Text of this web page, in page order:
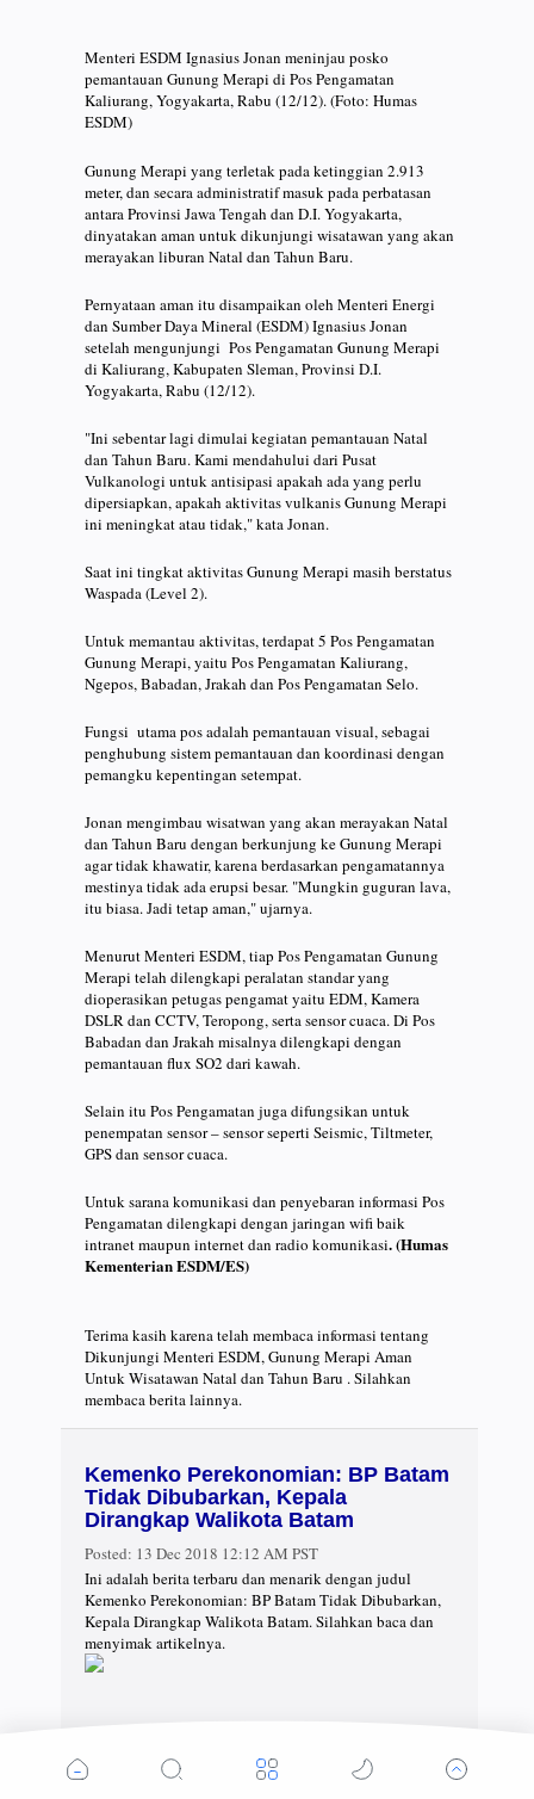
Menteri ESDM Ignasius Jonan meninjau posko
pemantauan Gunung Merapi di Pos Pengamatan
Kaliurang, Yogyakarta, Rabu (12/12). (Foto: Humas
ESDM)
Gunung Merapi yang terletak pada ketinggian 2.913
meter, dan secara administratif masuk pada perbatasan
antara Provinsi Jawa Tengah dan D.I. Yogyakarta,
dinyatakan aman untuk dikunjungi wisatawan yang akan
merayakan liburan Natal dan Tahun Baru.
Pernyataan aman itu disampaikan oleh Menteri Energi
dan Sumber Daya Mineral (ESDM) Ignasius Jonan
setelah mengunjungi Pos Pengamatan Gunung Merapi
di Kaliurang, Kabupaten Sleman, Provinsi D.I.
Yogyakarta, Rabu (12/12).
"Ini sebentar lagi dimulai kegiatan pemantauan Natal
dan Tahun Baru. Kami mendahului dari Pusat
Vulkanologi untuk antisipasi apakah ada yang perlu
dipersiapkan, apakah aktivitas vulkanis Gunung Merapi
ini meningkat atau tidak," kata Jonan.
Saat ini tingkat aktivitas Gunung Merapi masih berstatus
Waspada (Level 2).
Untuk memantau aktivitas, terdapat 5 Pos Pengamatan
Gunung Merapi, yaitu Pos Pengamatan Kaliurang,
Ngepos, Babadan, Jrakah dan Pos Pengamatan Selo.
Fungsi utama pos adalah pemantauan visual, sebagai
penghubung sistem pemantauan dan koordinasi dengan
pemangku kepentingan setempat.
Jonan mengimbau wisatwan yang akan merayakan Natal
dan Tahun Baru dengan berkunjung ke Gunung Merapi
agar tidak khawatir, karena berdasarkan pengamatannya
mestinya tidak ada erupsi besar. "Mungkin guguran lava,
itu biasa. Jadi tetap aman," ujarnya.
Menurut Menteri ESDM, tiap Pos Pengamatan Gunung
Merapi telah dilengkapi peralatan standar yang
dioperasikan petugas pengamat yaitu EDM, Kamera
DSLR dan CCTV, Teropong, serta sensor cuaca. Di Pos
Babadan dan Jrakah misalnya dilengkapi dengan
pemantauan flux SO2 dari kawah.
Selain itu Pos Pengamatan juga difungsikan untuk
penempatan sensor – sensor seperti Seismic, Tiltmeter,
GPS dan sensor cuaca.
Untuk sarana komunikasi dan penyebaran informasi Pos
Pengamatan dilengkapi dengan jaringan wifi baik
intranet maupun internet dan radio komunikasi. (Humas
Kementerian ESDM/ES)
Terima kasih karena telah membaca informasi tentang
Dikunjungi Menteri ESDM, Gunung Merapi Aman
Untuk Wisatawan Natal dan Tahun Baru . Silahkan
membaca berita lainnya.
Kemenko Perekonomian: BP Batam
Tidak Dibubarkan, Kepala
Dirangkap Walikota Batam
Posted: 13 Dec 2018 12:12 AM PST
Ini adalah berita terbaru dan menarik dengan judul
Kemenko Perekonomian: BP Batam Tidak Dibubarkan,
Kepala Dirangkap Walikota Batam. Silahkan baca dan
menyimak artikelnya.
Menko Perekonomian Darmin Nasution berbincang